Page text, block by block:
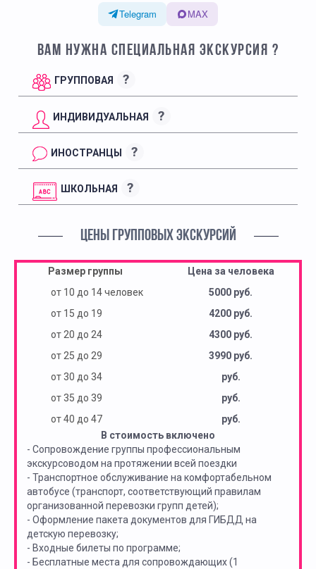
Telegram
MAX
ВАМ НУЖНА СПЕЦИАЛЬНАЯ ЭКСКУРСИЯ ?
ГРУППОВАЯ ?
ИНДИВИДУАЛЬНАЯ ?
ИНОСТРАНЦЫ ?
ШКОЛЬНАЯ ?
ЦЕНЫ ГРУППОВЫХ ЭКСКУРСИЙ
Размер группы
Цена за человека
от 10 до 14 человек
5000 руб.
от 15 до 19
4200 руб.
от 20 до 24
4300 руб.
от 25 до 29
3990 руб.
от 30 до 34
руб.
от 35 до 39
руб.
от 40 до 47
руб.
В стоимость включено
- Сопровождение группы профессиональным
экскурсоводом на протяжении всей поездки
- Транспортное обслуживание на комфортабельном
автобусе (транспорт, соответствующий правилам
организованной перевозки групп детей);
- Оформление пакета документов для ГИБДД на
детскую перевозку;
- Входные билеты по программе;
- Бесплатные места для сопровождающих (1